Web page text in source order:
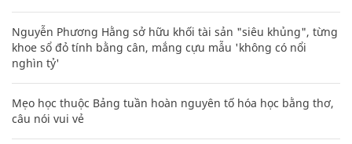
Nguyễn Phương Hằng sở hữu khối tài sản "siêu khủng", từng
khoe sổ đỏ tính bằng cân, mắng cựu mẫu 'không có nổi
nghìn tỷ'
Mẹo học thuộc Bảng tuần hoàn nguyên tố hóa học bằng thơ,
câu nói vui vẻ